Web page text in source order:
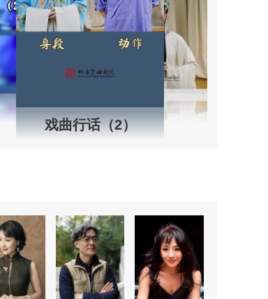
戏曲行话（2）